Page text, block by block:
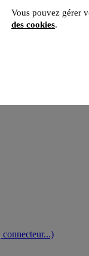
bâtiment
Vous pouvez gérer
des cookies.